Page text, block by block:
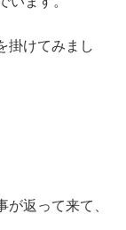
掛けてみまし
返って来て、